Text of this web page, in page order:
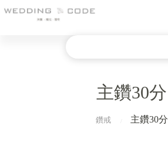
主鑽30分
鑽戒 主鑽30分